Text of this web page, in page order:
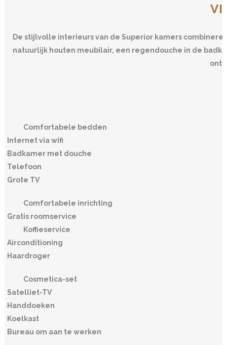
De stijlvolle interieurs van de Superior kamers
natuurlijk houten meubilair, een regendouche in de
Comfortabele bedden
Internet via wifi
Badkamer met douche
Telefoon
Grote TV
Comfortabele inrichting
Gratis roomservice
Koffieservice
Airconditioning
Haardroger
Cosmetica-set
Satelliet-TV
Handdoeken
Koelkast
Bureau om aan te werken